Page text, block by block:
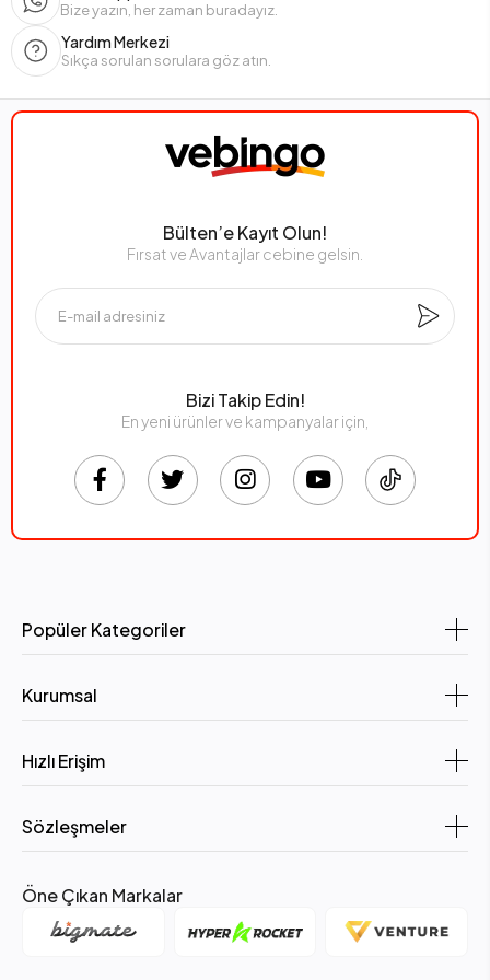
Bize yazın, her zaman buradayız.
Yardım Merkezi
Sıkça sorulan sorulara göz atın.
Bülten’e Kayıt Olun!
Fırsat ve Avantajlar cebine gelsin.
Bizi Takip Edin!
En yeni ürünler ve kampanyalar için,
Popüler Kategoriler
Kurumsal
Hızlı Erişim
Sözleşmeler
Öne Çıkan Markalar